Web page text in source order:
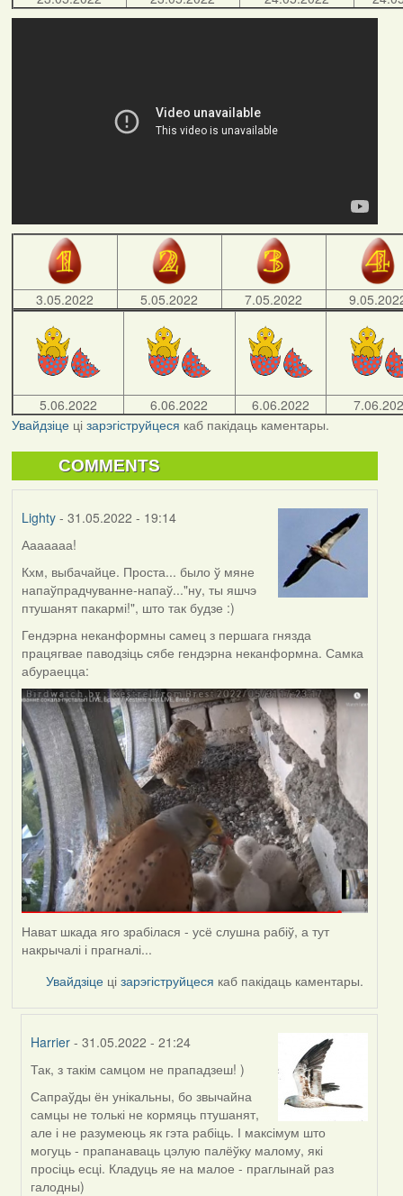
3.05.2022 5.05.2022 7.05.2022
5.06.2022 6.06.2022 6.06.2022
Увайдзіцеці зарэгіструйцеся каб пакідаць каментары.
COMMENTS
Lighty- 31.05.2022 - 19:14
Ааааааа!
Кхм, выбачайце. Проста... было ў мяне
напаўпрадчуванне-напаў..."ну, ты яшчэ
птушанят пакармі!", што так будзе :)
Гендэрна неканформны самец з першага гнязда
працягвае паводзіць сябе гендэрна неканформна. Самка
абураецца:
Нават шкада яго зрабілася - усё слушна рабіў, а тут
накрычалі і прагналі...
Увайдзіце цізарэгіструйцеся каб пакідаць каментары.
Harrier - 31.05.2022 - 21:24
In
reply
to
by
Lighty
Так, з такім самцом не прападзеш! )
Сапраўды ён унікальны, бо звычайна
самцы не толькі не кормяць птушанят,
але і не разумеюць як гэта рабіць. І максімум што
могуць - прапанаваць цэлую палёўку малому, які
просіць есці. Кладуць яе на малое - праглынай раз
галодны)